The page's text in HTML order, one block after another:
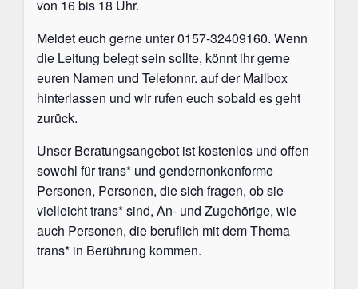
von 16 bis 18 Uhr.
Meldet euch gerne unter 0157-32409160. Wenn
die Leitung belegt sein sollte, könnt ihr gerne
euren Namen und Telefonnr. auf der Mailbox
hinterlassen und wir rufen euch sobald es geht
zurück.
Unser Beratungsangebot ist kostenlos und offen
sowohl für trans* und gendernonkonforme
Personen, Personen, die sich fragen, ob sie
vielleicht trans* sind, An- und Zugehörige, wie
auch Personen, die beruflich mit dem Thema
trans* in Berührung kommen.